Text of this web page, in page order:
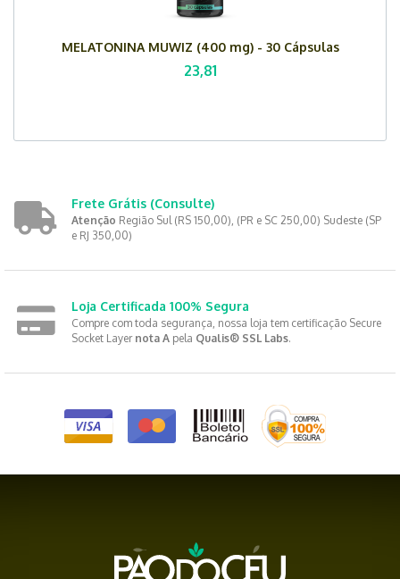
MELATONINA MUWIZ (400 mg) - 30 Cápsulas
23,81
Frete Grátis (Consulte)
Atenção Região Sul (RS 150,00), (PR e SC 250,00) Sudeste (SP
e RJ 350,00)
Loja Certificada 100% Segura
Compre com toda segurança, nossa loja tem certificação Secure
Socket Layer nota A pela Qualis® SSL Labs.